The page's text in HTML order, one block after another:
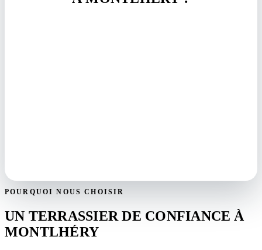
POURQUOI NOUS CHOISIR
UN TERRASSIER DE CONFIANCE À
MONTLHÉRY